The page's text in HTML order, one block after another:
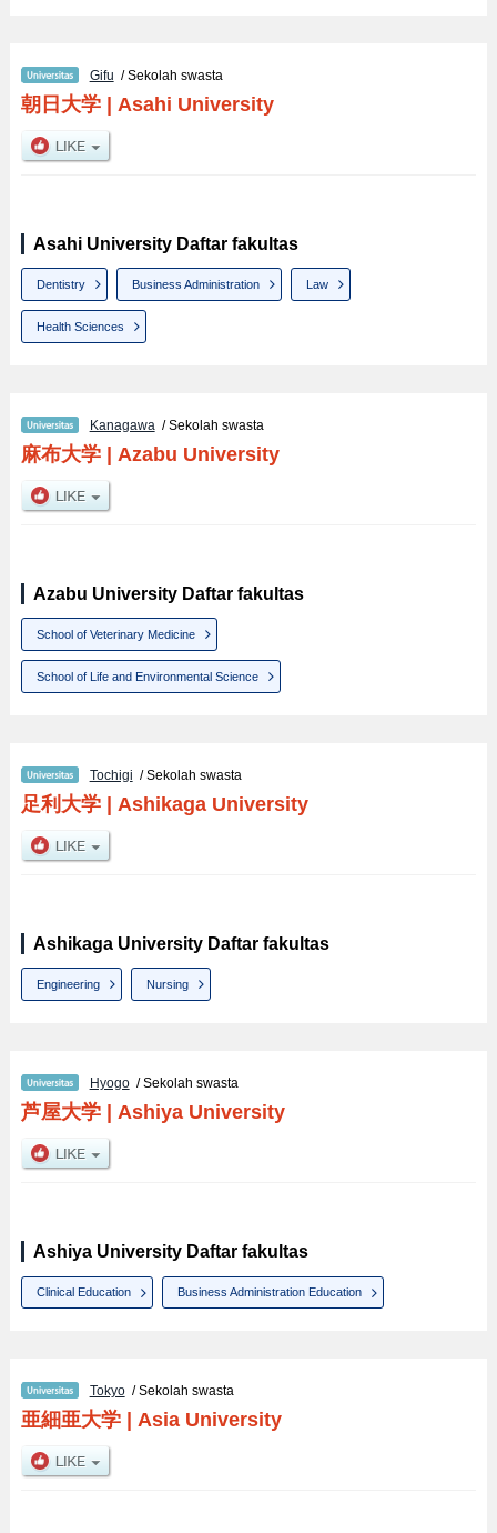
Gifu / Sekolah swasta
朝日大学| Asahi University
Asahi University Daftar fakultas
Dentistry Business Administration Law
Health Sciences
Kanagawa/ Sekolah swasta
麻布大学| Azabu University
Azabu University Daftar fakultas
School of Veterinary Medicine
School of Life and Environmental Science
Tochigi / Sekolah swasta
足利大学| Ashikaga University
Ashikaga University Daftar fakultas
Engineering Nursing
Hyogo/ Sekolah swasta
芦屋大学| Ashiya University
Ashiya University Daftar fakultas
Clinical Education Business Administration Education
Tokyo/ Sekolah swasta
亜細亜大学| Asia University